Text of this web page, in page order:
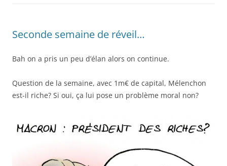
Seconde semaine de réveil…
Bah on a pris un peu d’élan alors on continue.
Question de la semaine, avec 1m€ de capital, Mélenchon
est-il riche? Si oui, ça lui pose un problème moral non?